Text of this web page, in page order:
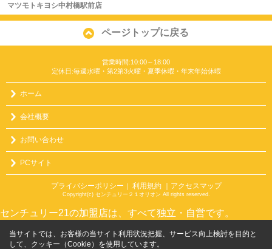
マツモトキヨシ中村橋駅前店
ページトップに戻る
営業時間:10:00～18:00
定休日:毎週水曜・第2第3火曜・夏季休暇・年末年始休暇
ホーム
会社概要
お問い合わせ
PCサイト
プライバシーポリシー ｜ 利用規約 ｜アクセスマップ
Copyright(c) センチュリー２１オリオン All rights reserved.
センチュリー21の加盟店は、すべて独立・自営です。
当サイトでは、お客様の当サイト利用状況把握、サービス向上検討を目的と
して、クッキー（Cookie）を使用しています。